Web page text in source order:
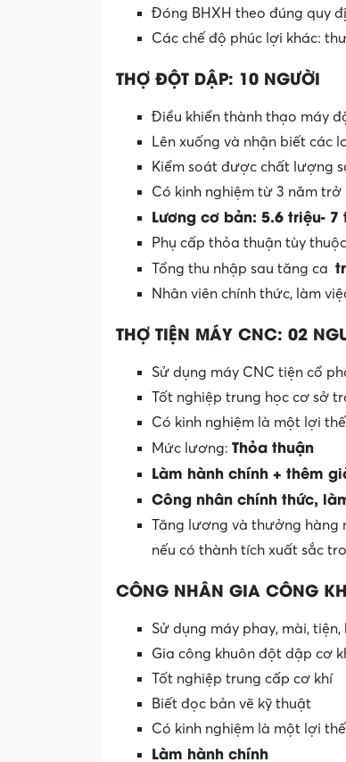
Đóng BHXH theo đúng quy
Các chế độ phúc lợi khác:
THỢ ĐỘT DẬP: 10 NGƯỜI
Điều khiển thành thạo máy
Lên xuống và nhận biết các
Kiểm soát được chất lượng
Có kinh nghiệm từ 3 năm trở
Lương cơ bản: 5.6 triệu- 7
Phụ cấp thỏa thuận tùy
Tổng thu nhập sau tăng ca
Nhân viên chính thức, làm
THỢ TIỆN MÁY CNC: 02
Sử dụng máy CNC tiện cổ
Tốt nghiệp trung học cơ sở
Có kinh nghiệm là một lợi thế
Mức lương: Thỏa thuận
Làm hành chính + thêm
Công nhân chính thức,
Tăng lương và thưởng hàng
nếu có thành tích xuất sắc
CÔNG NHÂN GIA CÔNG
Sử dụng máy phay, mài,
Gia công khuôn đột dập cơ
Tốt nghiệp trung cấp cơ khí
Biết đọc bản vẽ kỹ thuật
Có kinh nghiệm là một lợi thế
Làm hành chính